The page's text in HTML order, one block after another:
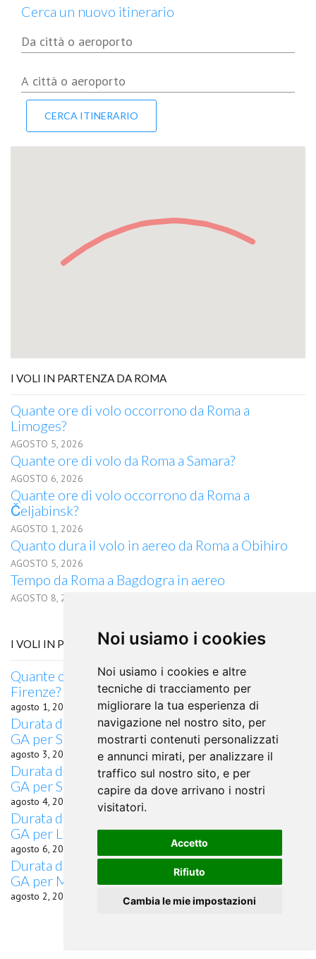
Noi usiamo i cookies
Noi usiamo i cookies e altre
tecniche di tracciamento per
migliorare la tua esperienza di
navigazione nel nostro sito, per
mostrarti contenuti personalizzati
e annunci mirati, per analizzare il
traffico sul nostro sito, e per
capire da dove arrivano i nostri
visitatori.
Accetto
Rifiuto
Cambia le mie impostazioni
Cerca un nuovo itinerario
I VOLI IN PARTENZA DA ROMA
Quante ore di volo occorrono da Roma a
Limoges?
AGOSTO 5, 2026
Quante ore di volo da Roma a Samara?
AGOSTO 6, 2026
Quante ore di volo occorrono da Roma a
Čeljabinsk?
AGOSTO 1, 2026
Quanto dura il volo in aereo da Roma a Obihiro
AGOSTO 5, 2026
Tempo da Roma a Bagdogra in aereo
AGOSTO 8, 2026
I VOLI IN PARTENZA DA AUGUSTA, GA
Quante ore di volo occorrono da Augusta, GA a
Firenze?
agosto 1, 2026
Durata del volo Quanto dura il volo da Augusta,
GA per Shantou
agosto 3, 2026
Durata del volo Quanto dura il volo da Augusta,
GA per Santa Rosa
agosto 4, 2026
Durata del volo Quanto dura il volo da Augusta,
GA per Little Rock, AR
agosto 6, 2026
Durata del volo Quanto dura il volo da Augusta,
GA per Moline, IL
agosto 2, 2026